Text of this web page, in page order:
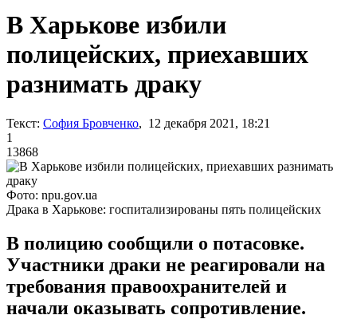
В Харькове избили
полицейских, приехавших
разнимать драку
Текст: София Бровченко, 12 декабря 2021, 18:21
1
13868
Фото: npu.gov.ua
Драка в Харькове: госпитализированы пять полицейских
В полицию сообщили о потасовке.
Участники драки не реагировали на
требования правоохранителей и
начали оказывать сопротивление.